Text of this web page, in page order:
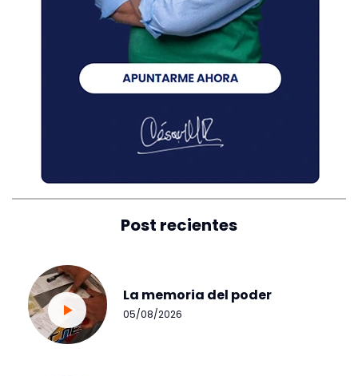
Post recientes
La memoria del poder
05/08/2026